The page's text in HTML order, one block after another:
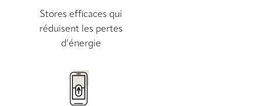
Stores efficaces qui
réduisent les pertes
d’énergie